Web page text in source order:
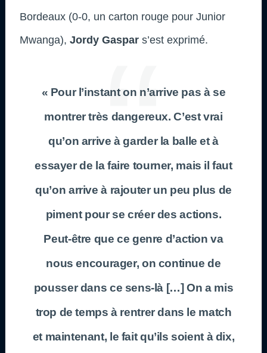
Bordeaux (0-0, un carton rouge pour Junior
Mwanga), Jordy Gaspar s’est exprimé.
« Pour l’instant on n’arrive pas à se
montrer très dangereux. C’est vrai
qu’on arrive à garder la balle et à
essayer de la faire tourner, mais il faut
qu’on arrive à rajouter un peu plus de
piment pour se créer des actions.
Peut-être que ce genre d’action va
nous encourager, on continue de
pousser dans ce sens-là […] On a mis
trop de temps à rentrer dans le match
et maintenant, le fait qu’ils soient à dix,